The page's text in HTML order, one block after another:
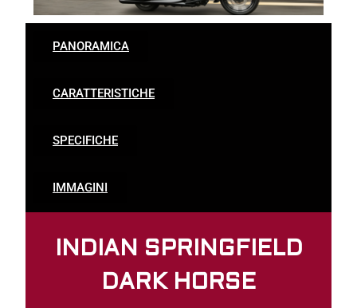
PANORAMICA
CARATTERISTICHE
SPECIFICHE
IMMAGINI
INDIAN SPRINGFIELD
DARK HORSE